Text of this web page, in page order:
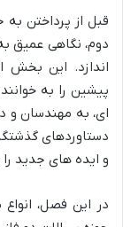
قبل از پرداختن
دوم، نگاهی عمیق
اندازد. این بخش
پیشین را به
ای، به مهندسان و
دستاوردهای
و ایده های جدید
در این فصل،